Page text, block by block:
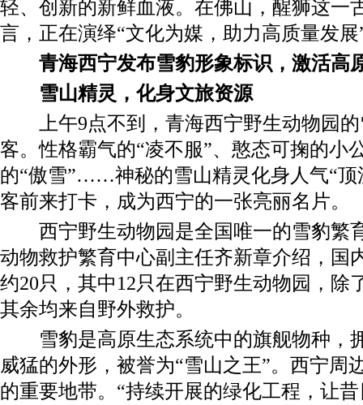
轻、创新的新鲜血液。在佛山，醒狮这一
言，正在演绎“文化为媒，助力高质量发
青海西宁发布雪豹形象标识，激活
雪山精灵，化身文旅资源
上午9点不到，青海西宁野生动物园的
客。性格霸气的“凌不服”、憨态可掬的小
的“傲雪”……神秘的雪山精灵化身人气“顶
客前来打卡，成为西宁的一张亮丽名片。
西宁野生动物园是全国唯一的雪豹繁
动物救护繁育中心副主任齐新章介绍，国
约20只，其中12只在西宁野生动物园，除
其余均来自野外救护。
雪豹是高原生态系统中的旗舰物种，
威猛的外形，被誉为“雪山之王”。西宁周
的重要地带。“持续开展的绿化工程，让